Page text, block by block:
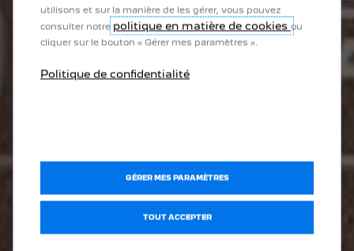
utilisons et sur la manière de les gérer, vous pouvez
consulter notre politique en matière de cookies ou
cliquer sur le bouton « Gérer mes paramètres ».
Politique de confidentialité
GÉRER MES PARAMÈTRES
TOUT ACCEPTER